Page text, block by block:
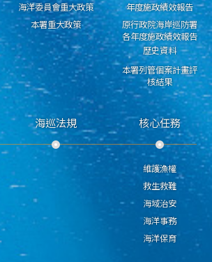
海洋委員會重大政策
本署重大政策
年度施政績效報告
原行政院海岸巡防署
各年度施政績效報告
歷史資料
本署列管個案計畫評
核結果
海巡法規 核心任務
維護漁權
救生救難
海域治安
海洋事務
海洋保育